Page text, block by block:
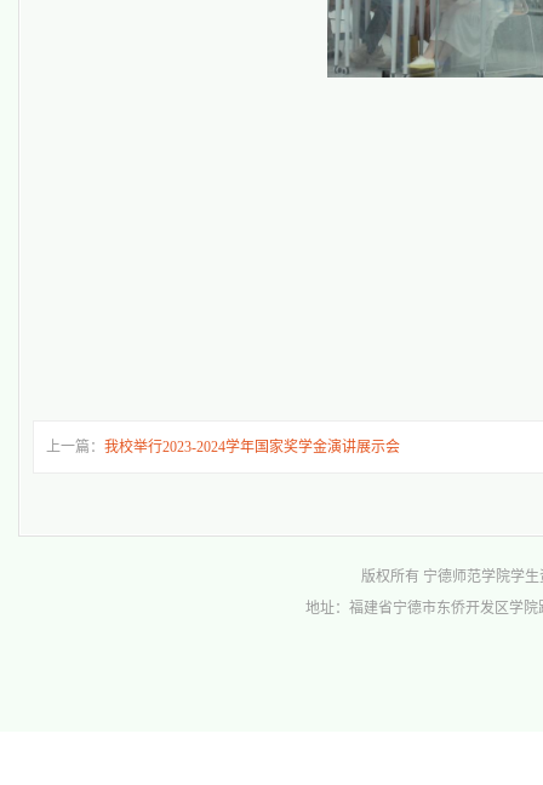
上一篇： 我校举行2023-2024学年国家奖学金演讲展示会
版权所有 宁德师范学院学生
地址：福建省宁德市东侨开发区学院